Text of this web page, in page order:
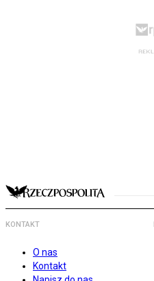
KONTAKT
O nas
Kontakt